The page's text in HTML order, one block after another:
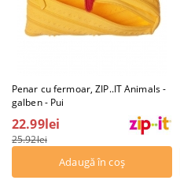
Penar cu fermoar, ZIP..IT Animals -
galben - Pui
22.99lei
25.92lei